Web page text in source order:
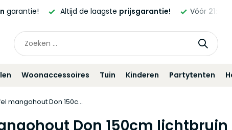
Vóór21:00 besteld,morgengeleverd!*
Woonaccessoires Tuin Kinderen Partytenten
mangohout Don 150c...
Don 150cm lichtbruin